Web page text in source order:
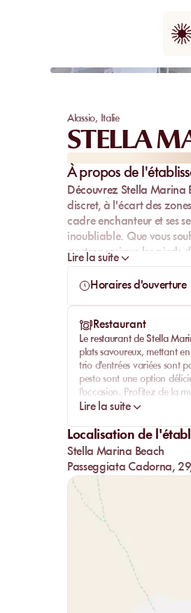
Alassio, Italie
STELLA
À propos de
Découvrez Stella Marina
discret, à l'écart des
cadre enchanteur et ses
inoubliable. Que vous
gastronomique les pieds
Lire la suite
Horaires d'ouverture
Restaurant
Le restaurant de Stella
plats savoureux, mettant
trio d'entrées variées sont
pesto sont une option
l'occasion. Profitez de la
Lire la suite
Localisation de
Stella Marina Beach
Passeggiata Cadorna,